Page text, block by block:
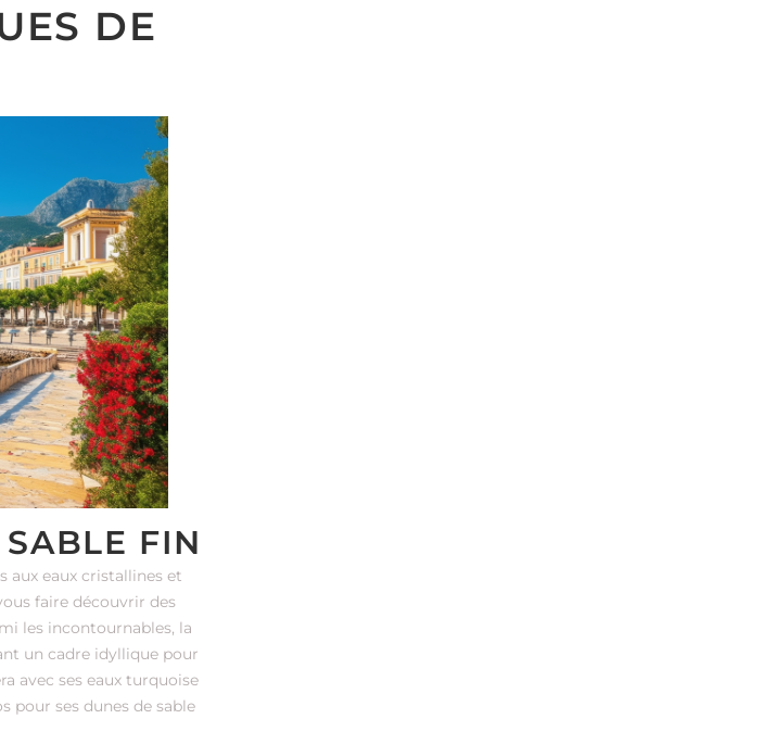
DE
FIN
aux eaux cristallines et
faire découvrir des
les incontournables, la
un cadre idyllique pour
avec ses eaux turquoise
pour ses dunes de sable